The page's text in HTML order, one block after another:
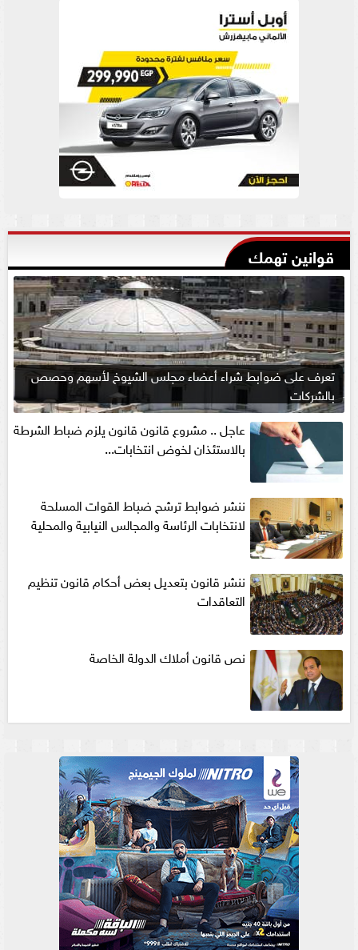
قوانين تهمك
تعرف على ضوابط شراء أعضاء مجلس الشيوخ لأسهم وحصص
بالشركات
عاجل .. مشروع قانون قانون يلزم ضباط الشرطة
بالاستئذان لخوض انتخابات...
ننشر ضوابط ترشح ضباط القوات المسلحة
لانتخابات الرئاسة والمجالس النيابية والمحلية‎
ننشر قانون بتعديل بعض أحكام قانون تنظيم
التعاقدات
نص قانون أملاك الدولة الخاصة